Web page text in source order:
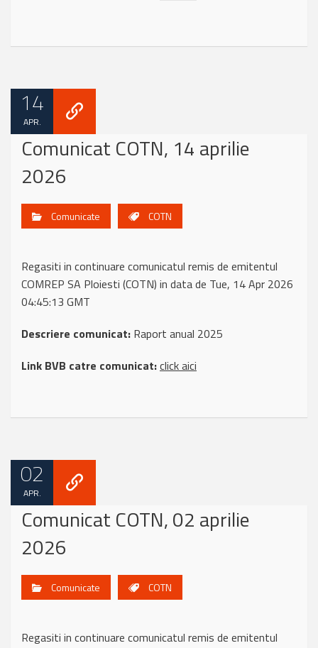
14
APR.
Comunicat COTN, 14 aprilie
2026
Comunicate COTN
Regasiti in continuare comunicatul remis de emitentul
COMREP SA Ploiesti (COTN) in data de Tue, 14 Apr 2026
04:45:13 GMT
Descriere comunicat: Raport anual 2025
Link BVB catre comunicat:click aici
02
APR.
Comunicat COTN, 02 aprilie
2026
Comunicate COTN
Regasiti in continuare comunicatul remis de emitentul